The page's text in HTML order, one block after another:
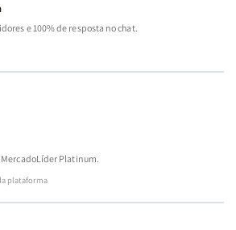
e 100% de resposta no chat.
Platinum.
plataforma